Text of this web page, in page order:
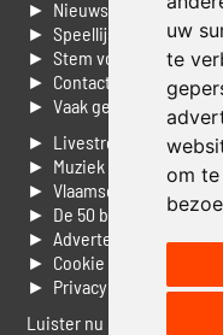
uw
te
om
► Nieuws
► Speellijst
► Stem voor de Dag top
► Contacteer ons
► Vaak gestelde vragen
► Livestream informatie
► Muziek opzoeken
► Vlaamse 100 Aller tijden
► De 50 beste van...
► Adverteren op
► Cookie voorkeuren
► Privacyinformatie
Luister nu naar